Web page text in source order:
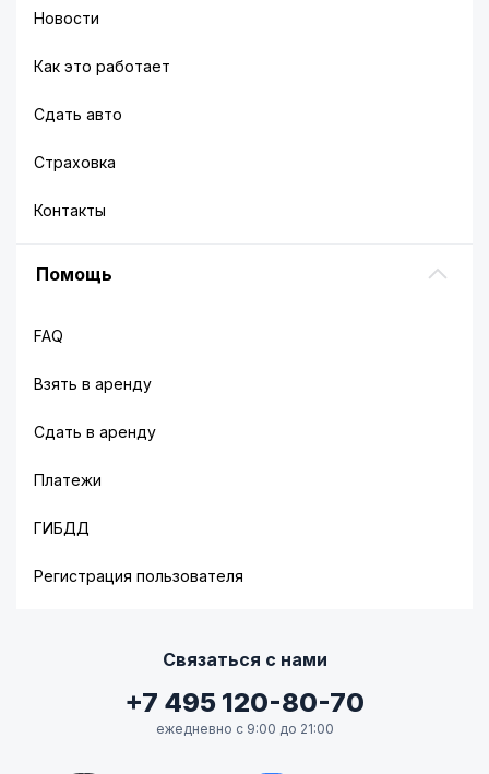
Новости
Как это работает
Сдать авто
Страховка
Контакты
Помощь
FAQ
Взять в аренду
Сдать в аренду
Платежи
ГИБДД
Регистрация пользователя
Связаться с нами
+7 495 120-80-70
ежедневно с 9:00 до 21:00